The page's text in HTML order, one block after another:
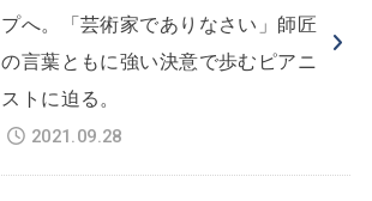
プへ。「芸術家でありなさい」師匠
の言葉ともに強い決意で歩むピアニ
ストに迫る。
2021.09.28